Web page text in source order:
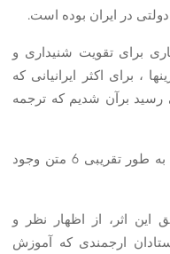
در ایران بوده است.
برای تقویت شنیداری و
، برای اکثر ایرانیانی که
رسید برآن شدیم که ترجمه
در این مجموعه برای هریک از 24درس به طور تقریبی 6 متن وجود
این اثر، از اظهار نظر و
ارجمندی که آموزش